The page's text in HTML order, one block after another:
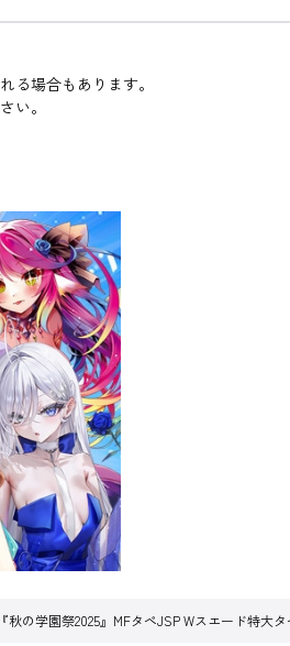
場合もあります。
い。
秋の学園祭2025』MFタペJSP Wスエード特